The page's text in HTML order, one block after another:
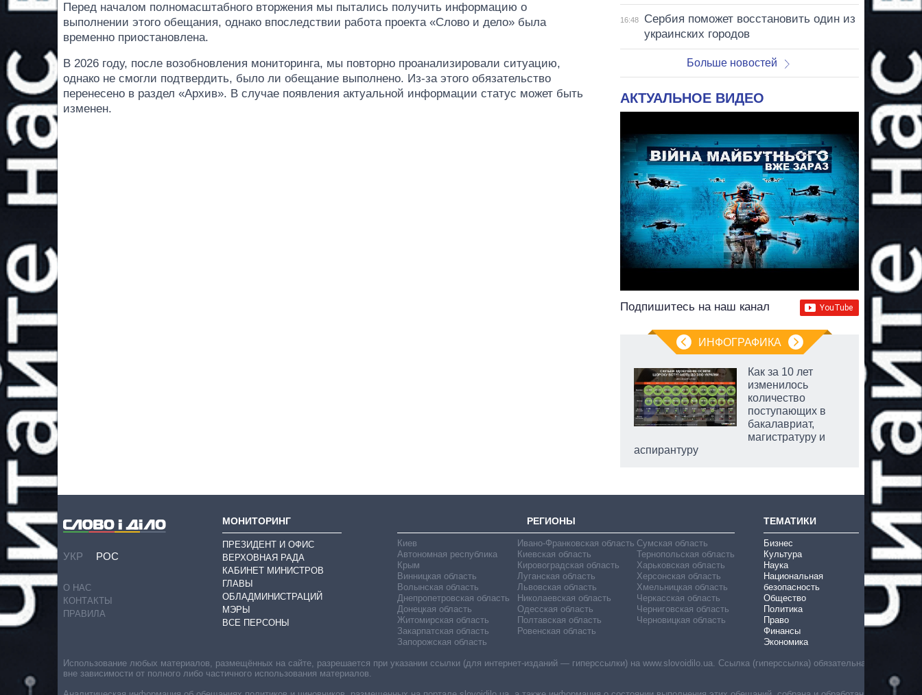
Перед началом полномасштабного вторжения мы пытались получить информацию о
выполнении этого обещания, однако впоследствии работа проекта «Слово и дело» была
временно приостановлена.
В 2026 году, после возобновления мониторинга, мы повторно проанализировали ситуацию,
однако не смогли подтвердить, было ли обещание выполнено. Из-за этого обязательство
перенесено в раздел «Архив». В случае появления актуальной информации статус может быть
изменен.
16:48
Сербия поможет восстановить один из
украинских городов
Больше новостей
АКТУАЛЬНОЕ ВИДЕО
Подпишитесь на наш канал
ИНФОГРАФИКА
Как за 10 лет
изменилось
количество
поступающих в
бакалавриат,
магистратуру и
аспирантуру
УКР РОС
О НАС
КОНТАКТЫ
ПРАВИЛА
МОНИТОРИНГ
ПРЕЗИДЕНТ И ОФИС
ВЕРХОВНАЯ РАДА
КАБИНЕТ МИНИСТРОВ
ГЛАВЫ
ОБЛАДМИНИСТРАЦИЙ
МЭРЫ
ВСЕ ПЕРСОНЫ
РЕГИОНЫ
Киев
Автономная республика
Крым
Винницкая область
Волынская область
Днепропетровская область
Донецкая область
Житомирская область
Закарпатская область
Запорожская область
Ивано-Франковская область
Киевская область
Кировоградская область
Луганская область
Львовская область
Николаевская область
Одесская область
Полтавская область
Ровенская область
Сумская область
Тернопольская область
Харьковская область
Херсонская область
Хмельницкая область
Черкасская область
Черниговская область
Черновицкая область
ТЕМАТИКИ
Бизнес
Культура
Наука
Национальная
безопасность
Общество
Политика
Право
Финансы
Экономика
Использование любых материалов, размещённых на сайте, разрешается при указании ссылки (для интернет-изданий — гиперссылки) на www.slovoidilo.ua. Ссылка (гиперссылка) обязательна
вне зависимости от полного либо частичного использования материалов.